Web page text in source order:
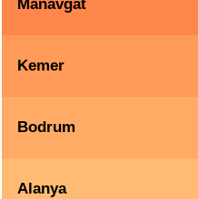
Manavgat
Kemer
Bodrum
Alanya